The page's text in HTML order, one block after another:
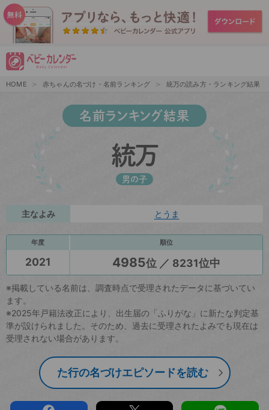
HOME 赤ちゃんの名づけ・名前ランキング 統万の読み方・ランキング結果
名前ランキング結果
統万
男の子
主なよみ とうま
年度 順位
2021 4985位 ／ 8231位中
※掲載している名前は、調査時点で受理されたデータに基づいてい
ます。
※2025年戸籍法改正により、出生届の「ふりがな」に新たな判定基
準が設けられました。そのため、過去に受理されたよみでも現在は
受理されない場合があります。
た行の名づけエピソードを読む